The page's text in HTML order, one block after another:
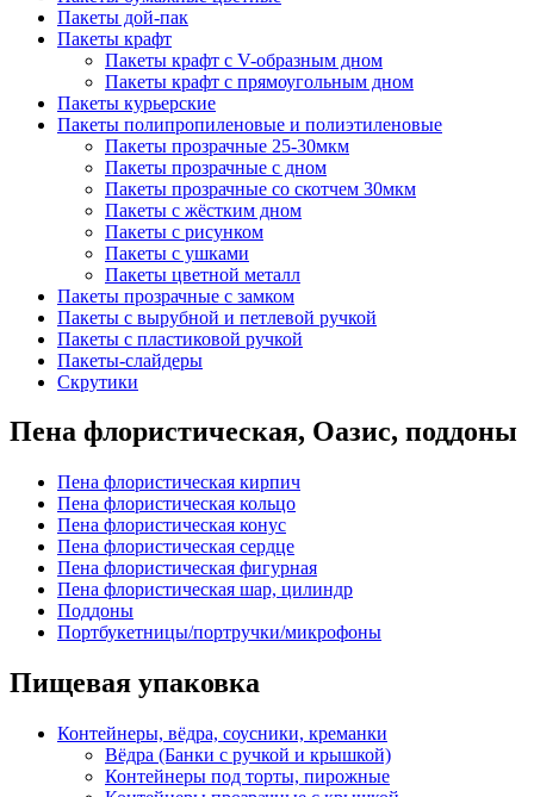
Пакеты дой-пак
Пакеты крафт
Пакеты крафт с V-образным дном
Пакеты крафт с прямоугольным дном
Пакеты курьерские
Пакеты полипропиленовые и полиэтиленовые
Пакеты прозрачные 25-30мкм
Пакеты прозрачные с дном
Пакеты прозрачные со скотчем 30мкм
Пакеты с жёстким дном
Пакеты с рисунком
Пакеты с ушками
Пакеты цветной металл
Пакеты прозрачные с замком
Пакеты с вырубной и петлевой ручкой
Пакеты с пластиковой ручкой
Пакеты-слайдеры
Скрутики
Пена флористическая, Оазис, поддоны
Пена флористическая кирпич
Пена флористическая кольцо
Пена флористическая конус
Пена флористическая сердце
Пена флористическая фигурная
Пена флористическая шар, цилиндр
Поддоны
Портбукетницы/портручки/микрофоны
Пищевая упаковка
Контейнеры, вёдра, соусники, креманки
Вёдра (Банки с ручкой и крышкой)
Контейнеры под торты, пирожные